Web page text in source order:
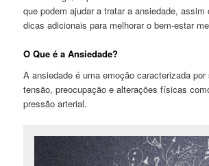
que podem ajudar a tratar a ansiedade, assim
dicas adicionais para melhorar o bem-estar
O Que é a Ansiedade?
A ansiedade é uma emoção caracterizada
tensão, preocupação e alterações físicas
pressão arterial.